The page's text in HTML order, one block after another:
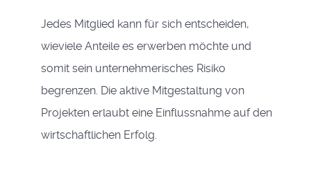
Jedes Mitglied kann für sich entscheiden,
wieviele Anteile es erwerben möchte und
somit sein unternehmerisches Risiko
begrenzen. Die aktive Mitgestaltung von
Projekten erlaubt eine Einflussnahme auf den
wirtschaftlichen Erfolg.